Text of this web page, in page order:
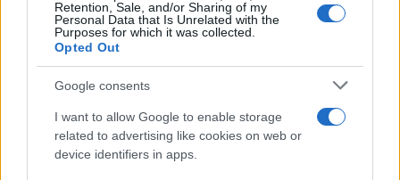
Retention, Sale, and/or Sharing of my
Personal Data that Is Unrelated with the
Purposes for which it was collected.
Opted Out
Google consents
I want to allow Google to enable storage
related to advertising like cookies on web or
device identifiers in apps.
από τα social media βελτιώνει
την ψυχική υγεία των χρηστών
Έρευνα: Για ποιούς ανθρώπους
είναι αυξημένος ο
καρδιαγγειακός κίνδυνος